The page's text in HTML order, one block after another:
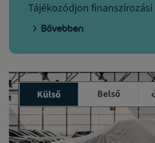
Tájékozódjon
Bővebben
Külső Belső